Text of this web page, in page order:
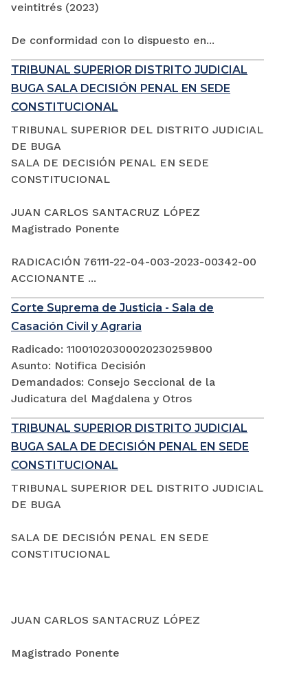
veintitrés (2023)
De conformidad con lo dispuesto en...
TRIBUNAL SUPERIOR DISTRITO JUDICIAL
BUGA SALA DECISIÓN PENAL EN SEDE
CONSTITUCIONAL
TRIBUNAL SUPERIOR DEL DISTRITO JUDICIAL
DE BUGA
SALA DE DECISIÓN PENAL EN SEDE
CONSTITUCIONAL
JUAN CARLOS SANTACRUZ LÓPEZ
Magistrado Ponente
RADICACIÓN 76111-22-04-003-2023-00342-00
ACCIONANTE ...
Corte Suprema de Justicia - Sala de
Casación Civil y Agraria
Radicado: 11001020300020230259800
Asunto: Notifica Decisión
Demandados: Consejo Seccional de la
Judicatura del Magdalena y Otros
TRIBUNAL SUPERIOR DISTRITO JUDICIAL
BUGA SALA DE DECISIÓN PENAL EN SEDE
CONSTITUCIONAL
TRIBUNAL SUPERIOR DEL DISTRITO JUDICIAL
DE BUGA
SALA DE DECISIÓN PENAL EN SEDE
CONSTITUCIONAL
JUAN CARLOS SANTACRUZ LÓPEZ
Magistrado Ponente